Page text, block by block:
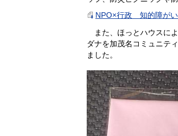
NPO×行政 知的障がい
また、ほっとハウスに
ダナを加茂名コミュニテ
ました。